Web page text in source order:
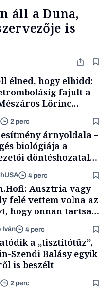
áll a Duna,
is
élned, hogy elhidd:
fajult a
Lőrinc
cégével, most
előtt az ügy
2 perc
árnyoldala –
biológiája a
döntéshozatal
4 perc
Ausztria vagy
felé vettem volna az
hogy onnan tartsam
a magyar
Iván 4 perc
a „tisztítótűz”,
Szendi Balásy egyik
is beszélt
2 perc